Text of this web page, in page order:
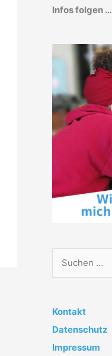
Infos folgen …
h
e
n
Kontakt
Datenschutz
Impressum